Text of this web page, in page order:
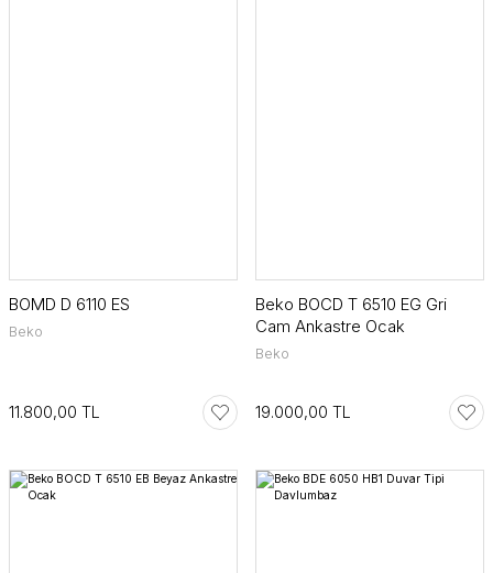
BOMD D 6110 ES
Beko
11.800,00 TL
Beko BOCD T 6510 EG Gri
Cam Ankastre Ocak
Beko
19.000,00 TL